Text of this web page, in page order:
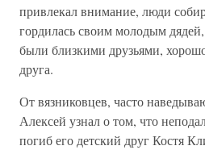
привлекал внимание, люди
гордилась своим молодым
были близкими друзьями,
друга.
От вязниковцев, часто
Алексей узнал о том, что
погиб его детский друг Костя